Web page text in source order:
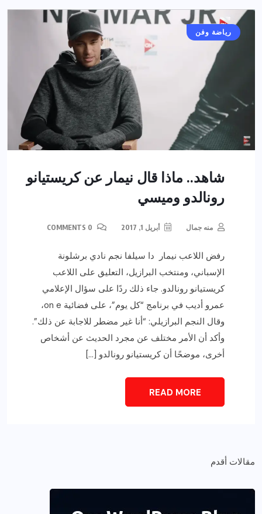
رياضة وفن
شاهد.. ماذا قال نيمار عن كريستيانو
رونالدو وميسي
منه جمال أبريل 1, 2017
رفض اللاعب نيمار دا سيلفا نجم نادي برشلونة
الإسباني، ومنتخب البرازيل، التعليق على اللاعب
كريستيانو رونالدو. جاء ذلك ردًا على سؤال الإعلامي
عمرو أديب في برنامج “كل يوم”، على فضائية on e،
وقال النجم البرازيلي: “أنا غير مضطر للاجابة عن ذلك”.
وأكد أن الأمر مختلف عن مجرد الحديث عن أشخاص
أخرى، موضحًا أن كريستيانو رونالدو […]
READ MORE
مقالات أقدم